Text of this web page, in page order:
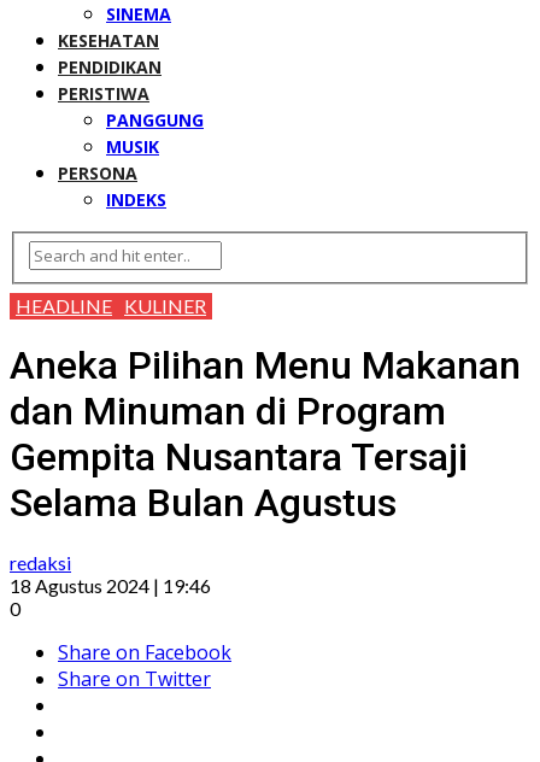
SINEMA
KESEHATAN
PENDIDIKAN
PERISTIWA
PANGGUNG
MUSIK
PERSONA
INDEKS
HEADLINE KULINER
Aneka Pilihan Menu Makanan
dan Minuman di Program
Gempita Nusantara Tersaji
Selama Bulan Agustus
redaksi
18 Agustus 2024 | 19:46
0
Share on Facebook
Share on Twitter